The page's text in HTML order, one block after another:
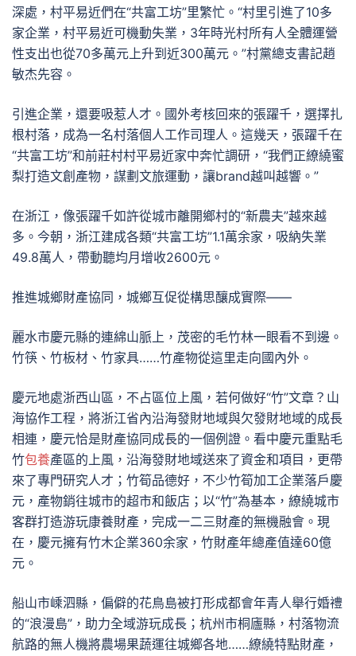
深處，村平易近們在“共富工坊”里繁忙。“村里引進了10多
家企業，村平易近可機動失業，3年時光村所有人全體運營
性支出也從70多萬元上升到近300萬元。”村黨總支書記趙
敏杰先容。
引進企業，還要吸惹人才。國外考核回來的張躍千，選擇扎
根村落，成為一名村落個人工作司理人。這幾天，張躍千在
“共富工坊”和前莊村村平易近家中奔忙調研，“我們正繚繞蜜
梨打造文創產物，謀劃文旅運動，讓brand越叫越響。”
在浙江，像張躍千如許從城市離開鄉村的“新農夫”越來越
多。今朝，浙江建成各類“共富工坊”1.1萬余家，吸納失業
49.8萬人，帶動聽均月增收2600元。
推進城鄉財產協同，城鄉互促從構思釀成實際——
麗水市慶元縣的連綿山脈上，茂密的毛竹林一眼看不到邊。
竹筷、竹板材、竹家具……竹產物從這里走向國內外。
慶元地處浙西山區，不占區位上風，若何做好“竹”文章？山
海協作工程，將浙江省內沿海發財地域與欠發財地域的成長
相連，慶元恰是財產協同成長的一個例證。看中慶元重點毛
竹包養產區的上風，沿海發財地域送來了資金和項目，更帶
來了專門研究人才；竹筍品德好，不少竹筍加工企業落戶慶
元，產物銷往城市的超市和飯店；以“竹”為基本，繚繞城市
客群打造游玩康養財產，完成一二三財產的無機融會。現
在，慶元擁有竹木企業360余家，竹財產年總產值達60億
元。
船山市嵊泗縣，偏僻的花鳥島被打形成都會年青人舉行婚禮
的“浪漫島”，助力全域游玩成長；杭州市桐廬縣，村落物流
航路的無人機將農場果蔬運往城鄉各地……繚繞特點財產，